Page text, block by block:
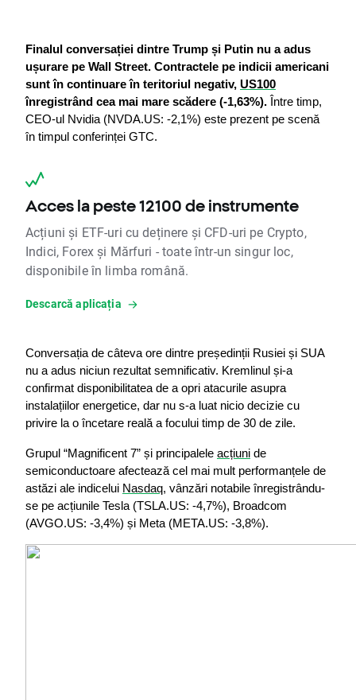
Finalul conversației dintre Trump și Putin nu a adus
ușurare pe Wall Street. Contractele pe indicii americani
sunt în continuare în teritoriul negativ, US100
înregistrând cea mai mare scădere (-1,63%). Între timp,
CEO-ul Nvidia (NVDA.US: -2,1%) este prezent pe scenă
în timpul conferinței GTC.
Acces la peste 12100 de instrumente
Acțiuni și ETF-uri cu deținere și CFD-uri pe Crypto,
Indici, Forex și Mărfuri - toate într-un singur loc,
disponibile în limba română.
Descarcă aplicația
Conversația de câteva ore dintre președinții Rusiei și SUA
nu a adus niciun rezultat semnificativ. Kremlinul și-a
confirmat disponibilitatea de a opri atacurile asupra
instalațiilor energetice, dar nu s-a luat nicio decizie cu
privire la o încetare reală a focului timp de 30 de zile.
Grupul “Magnificent 7” și principalele acțiuni de
semiconductoare afectează cel mai mult performanțele de
astăzi ale indicelui Nasdaq, vânzări notabile înregistrându-
se pe acțiunile Tesla (TSLA.US: -4,7%), Broadcom
(AVGO.US: -3,4%) și Meta (META.US: -3,8%).